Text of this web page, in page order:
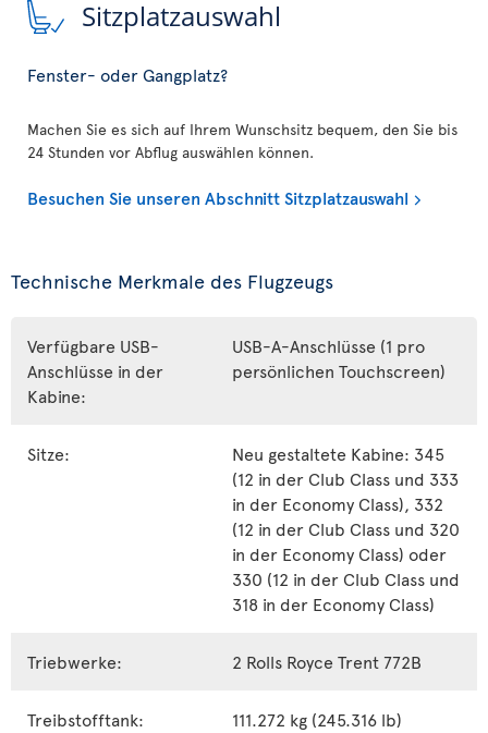
Sitzplatzauswahl
Fenster- oder Gangplatz?
Machen Sie es sich auf Ihrem Wunschsitz bequem, den Sie bis
24 Stunden vor Abflug auswählen können.
Besuchen Sie unseren Abschnitt Sitzplatzauswahl
Technische Merkmale des Flugzeugs
Verfügbare USB-
Anschlüsse in der
Kabine:
USB-A-Anschlüsse (1 pro
persönlichen Touchscreen)
Sitze:
Neu gestaltete Kabine: 345
(12 in der Club Class und 333
in der Economy Class), 332
(12 in der Club Class und 320
in der Economy Class) oder
330 (12 in der Club Class und
318 in der Economy Class)
Triebwerke: 2 Rolls Royce Trent 772B
Treibstofftank: 111.272 kg (245.316 lb)